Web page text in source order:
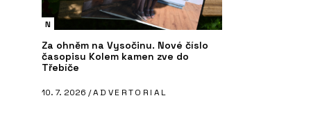
N
Za ohněm na Vysočinu. Nové číslo
časopisu Kolem kamen zve do
Třebíče
10. 7. 2026 /ADVERTORIAL